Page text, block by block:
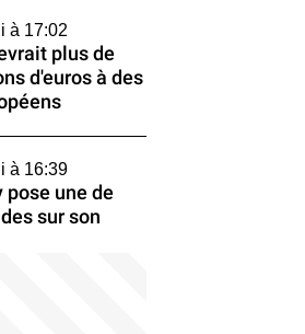
à 17:02
plus de
d'euros à des
à 16:39
pose une de
sur son